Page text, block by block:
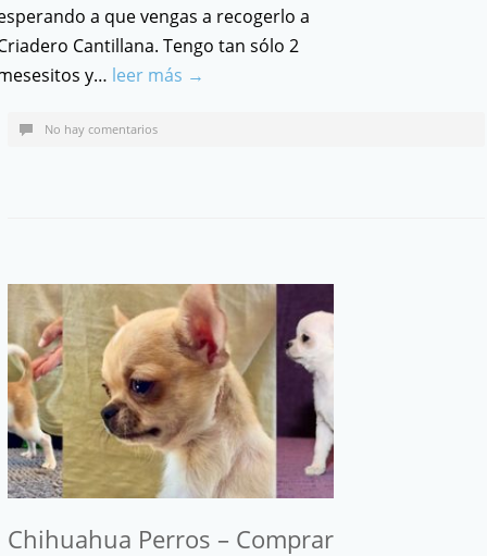
a que vengas a recogerlo a
Cantillana. Tengo tan sólo 2
y… leer más →
No hay comentarios
Chihuahua Perros – Comprar